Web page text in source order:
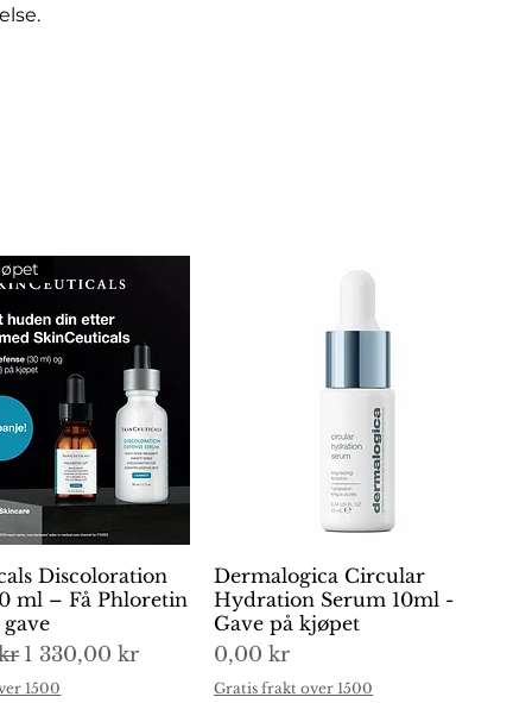
Discoloration
ml – Få Phloretin
Salgspris
1 330,00 kr
1500
Hurtigvisning
Dermalogica Circular
Hydration Serum 10ml -
Gave på kjøpet
Pris
0,00 kr
Gratis frakt over 1500